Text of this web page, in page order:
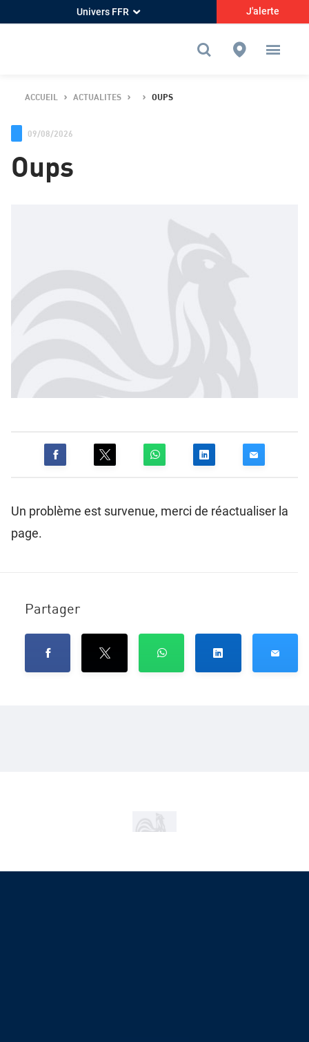
Univers FFR J'alerte
ACCUEIL ACTUALITES OUPS
09/08/2026
Oups
Un problème est survenue, merci de réactualiser la
page.
Partager